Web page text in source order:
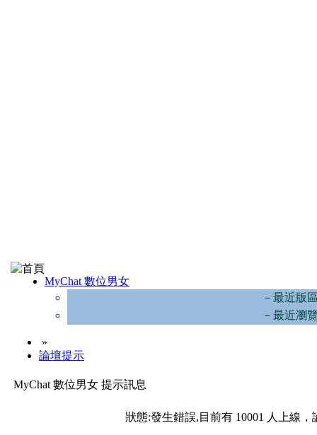
MyChat 數位男女
－最近版
－最近瀏
»
論壇提示
MyChat 數位男女 提示訊息
狀態:發生錯誤,目前有 10001 人上線